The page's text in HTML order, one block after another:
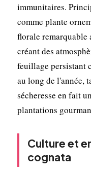
immunitaires.
comme plante
florale remarquable
créant des
feuillage persistant
au long de l'année,
sécheresse en fait
plantations
Culture et
cognata